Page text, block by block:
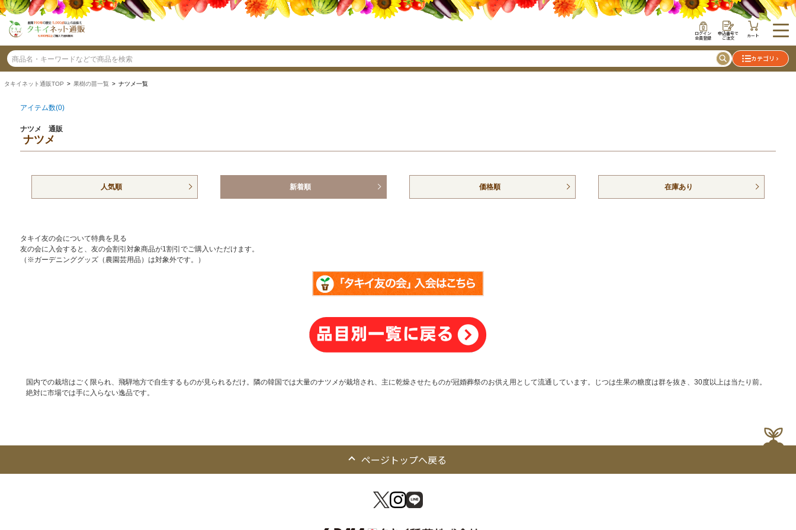
ログイン
会員登録
申込番号で
ご注文 カート
カテゴリ
タキイネット通販TOP > 果樹の苗一覧 > ナツメ一覧
アイテム数(0)
ナツメ 通販
ナツメ
人気順 新着順 価格順 在庫あり
タキイ友の会について特典を見る
友の会に入会すると、友の会割引対象商品が1割引でご購入いただけます。
（※ガーデニンググッズ（農園芸用品）は対象外です。）
国内での栽培はごく限られ、飛騨地方で自生するものが見られるだけ。隣の韓国では大量のナツメが栽培され、主に乾燥させたものが冠婚葬祭のお供え用として流通しています。じつは生果の糖度は群を抜き、30度以上は当たり前。
絶対に市場では手に入らない逸品です。
ページトップへ戻る